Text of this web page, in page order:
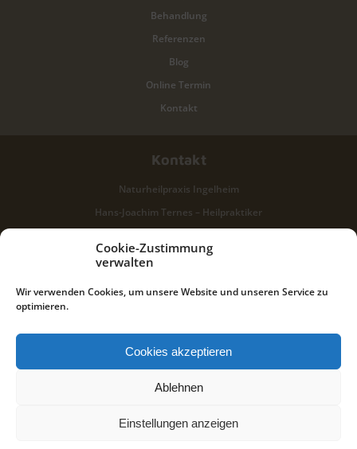
Cookie-Zustimmung
verwalten
Wir verwenden Cookies, um unsere Website und unseren Service zu
optimieren.
Cookies akzeptieren
Ablehnen
Einstellungen anzeigen
Behandlung
Referenzen
Blog
Online Termin
Kontakt
Kontakt
Naturheilpraxis Ingelheim
Hans-Joachim Ternes – Heilpraktiker
55218 Ingelheim (Großwinternheim)
Terminvereinbarung online
0151 – 22 90 61 52
© 2023 Naturheilpraxis Ingelheim